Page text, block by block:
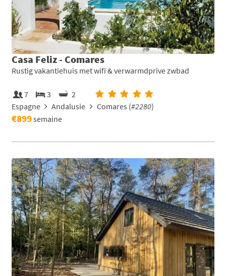
Casa Feliz - Comares
Rustig vakantiehuis met wifi & verwarmdprive zwbad
7 3
2
Espagne
Andalusie Comares (#2280)
€899semaine